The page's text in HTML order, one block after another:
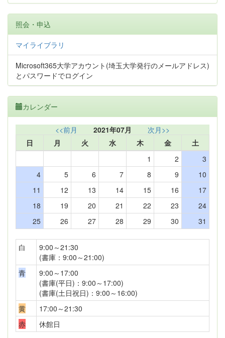
照会・申込
マイライブラリ
Microsoft365大学アカウント(埼玉大学発行のメールアドレス)
とパスワードでログイン
カレンダー
<<前月 2021年07月
次月>>
日
月 火 水 木 金
土
1
2
3
4
5 6 7 8 9
10
11
12 13 14 15 16
17
18
19 20 21 22 23
24
25
26 27 28 29 30 31
白
9:00～21:30
(書庫：9:00～21:00)
青
9:00～17:00
(書庫(平日)：9:00～17:00)
(書庫(土日祝日)：9:00～16:00)
黄
17:00～21:30
赤
休館日